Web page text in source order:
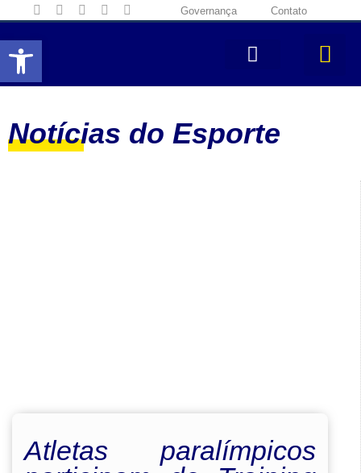
Abrir a barra de ferramentas
Governança Contato
Notícias do Esporte
Atletas paralímpicos